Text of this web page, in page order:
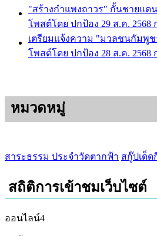
"สร้างกำแพงถาวร" กั้นชายแด
โพสต์โดย ปกป้อง 29 ส.ค. 2568
เตรียมแจ้งความ "มวลชนกัมพู
โพสต์โดย ปกป้อง 28 ส.ค. 2568
หมวดหมู่
สาระธรรม ประจำวัดตากฟ้า สกู๊ปเด็ด
สถิติการเข้าชมเว็บไซต์
ออนไลน์4